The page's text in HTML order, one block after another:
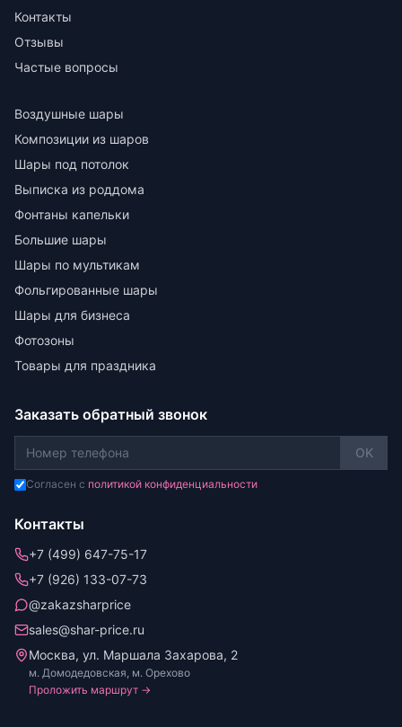
Контакты
Отзывы
Частые вопросы
Воздушные шары
Композиции из шаров
Шары под потолок
Выписка из роддома
Фонтаны капельки
Большие шары
Шары по мультикам
Фольгированные шары
Шары для бизнеса
Фотозоны
Товары для праздника
Заказать обратный звонок
OK
Согласен с политикой конфиденциальности
Контакты
+7 (499) 647-75-17
+7 (926) 133-07-73
@zakazsharprice
sales@shar-price.ru
Москва, ул. Маршала Захарова, 2
м. Домодедовская, м. Орехово
Проложить маршрут →